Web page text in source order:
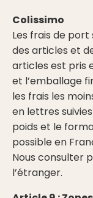
Colissimo
Les frais de
des articles et
articles est pris
et l’emballage
les frais les
en lettres
poids et le
possible en
Nous consulter
l’étranger.